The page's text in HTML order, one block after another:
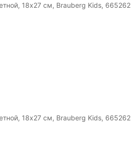
18х27 см, Brauberg Kids, 665262
18х27 см, Brauberg Kids, 665262